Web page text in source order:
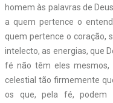
homem às palavras de
a quem pertence o
quem pertence o coração,
intelecto, as energias, que
fé não têm eles mesmos,
celestial tão firmemente
os que, pela fé, podem